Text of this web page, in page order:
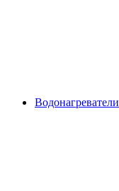
Водонагреватели